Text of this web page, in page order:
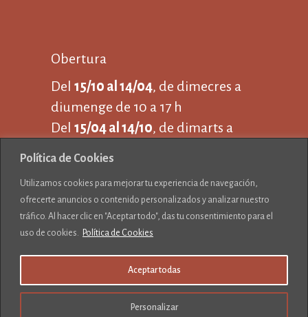
Política de Cookies
Utilizamos cookies para mejorar tu experiencia de navegación,
ofrecerte anuncios o contenido personalizados y analizar nuestro
tráfico. Al hacer clic en "Aceptar todo", das tu consentimiento para el
uso de cookies.
Política de Cookies
Personalizar
Aceptar todas
Obertura
Del 15/10 al 14/04, de dimecres a
diumenge de 10 a 17 h
Del 15/04 al 14/10, de dimarts a
19 h
Tancat 25 de desembre i 1 de
gener